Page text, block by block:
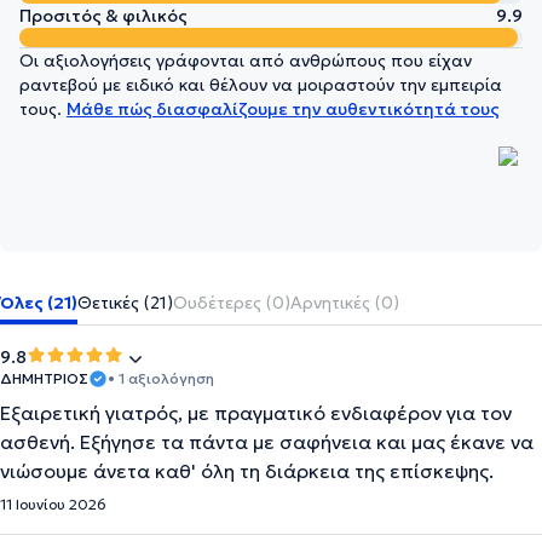
Προσιτός & φιλικός
9.9
Οι αξιολογήσεις γράφονται από ανθρώπους που είχαν
ραντεβού με ειδικό και θέλουν να μοιραστούν την εμπειρία
τους. Μάθε πώς διασφαλίζουμε την αυθεντικότητά τους
Όλες (21)Θετικές (21)Ουδέτερες (0)Αρνητικές (0)
9.8
ΔΗΜΗΤΡΙΟΣ • 1 αξιολόγηση
Εξαιρετική γιατρός, με πραγματικό ενδιαφέρον για τον
ασθενή. Εξήγησε τα πάντα με σαφήνεια και μας έκανε να
νιώσουμε άνετα καθ' όλη τη διάρκεια της επίσκεψης.
11 Ιουνίου 2026